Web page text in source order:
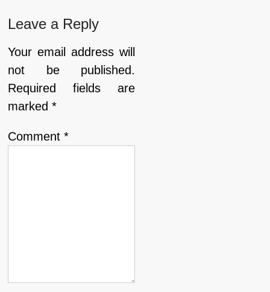
Leave a Reply
Your email address will
not be published.
Required fields are
marked*
Comment*